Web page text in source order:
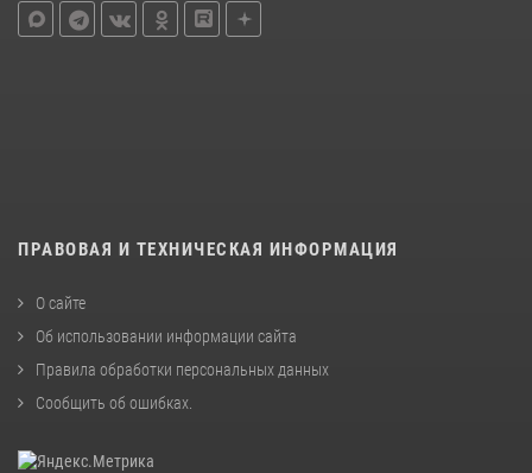
ПРАВОВАЯ И ТЕХНИЧЕСКАЯ ИНФОРМАЦИЯ
О сайте
Об использовании информации сайта
Правила обработки персональных данных
Сообщить об ошибках